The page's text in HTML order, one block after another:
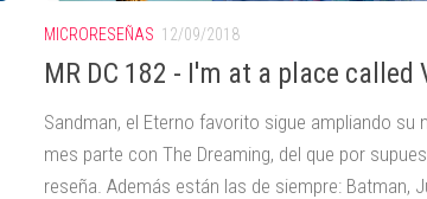
MICRORESEÑAS 12/09/2018
MR DC 182 - I'm at a place called
Sandman, el Eterno favorito sigue ampliando su
mes parte con The Dreaming, del que por
reseña. Además están las de siempre: Batman,